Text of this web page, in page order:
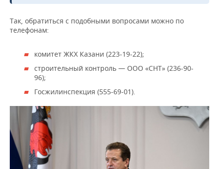
Так, обратиться с подобными вопросами можно по
телефонам:
комитет ЖКХ Казани (223-19-22);
строительный контроль — ООО «СНТ» (236-90-
96);
Госжилинспекция (555-69-01).